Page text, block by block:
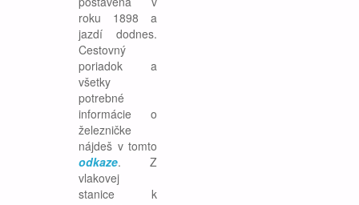
roku 1898 a
jazdí dodnes.
Cestovný
poriadok a
všetky
potrebné
informácie o
železničke
nájdeš v tomto
odkaze. Z
vlakovej
stanice k